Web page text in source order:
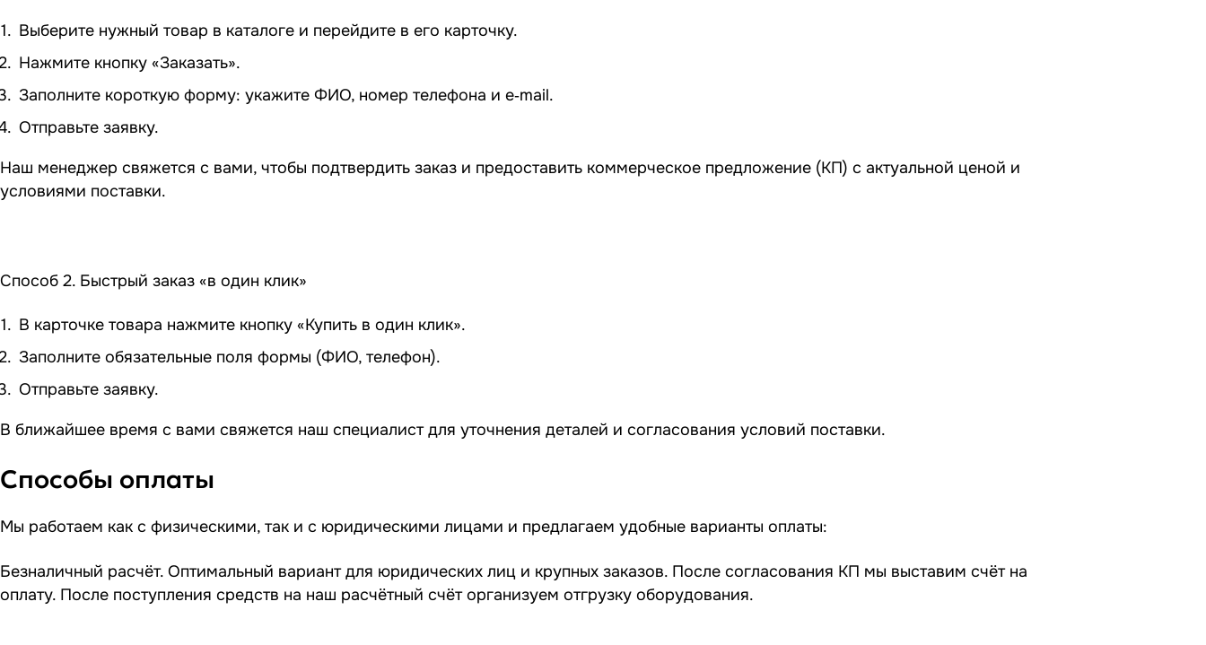
Выберите нужный товар в каталоге и перейдите в его карточку.
Нажмите кнопку «Заказать».
Заполните короткую форму: укажите ФИО, номер телефона и e‑mail.
Отправьте заявку.
Наш менеджер свяжется с вами, чтобы подтвердить заказ и предоставить коммерческое предложение (КП) с актуальной ценой и
условиями поставки.
Способ 2. Быстрый заказ «в один клик»
В карточке товара нажмите кнопку «Купить в один клик».
Заполните обязательные поля формы (ФИО, телефон).
Отправьте заявку.
В ближайшее время с вами свяжется наш специалист для уточнения деталей и согласования условий поставки.
Способы оплаты
Мы работаем как с физическими, так и с юридическими лицами и предлагаем удобные варианты оплаты:
Безналичный расчёт. Оптимальный вариант для юридических лиц и крупных заказов. После согласования КП мы выставим счёт на
оплату. После поступления средств на наш расчётный счёт организуем отгрузку оборудования.